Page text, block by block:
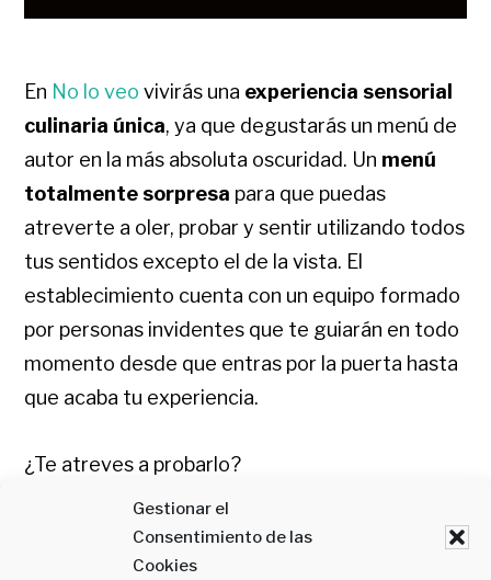
Gestionar el
Consentimiento de las
Cookies
En No lo veo vivirás una experiencia sensorial
culinaria única, ya que degustarás un menú de
autor en la más absoluta oscuridad. Un menú
totalmente sorpresa para que puedas
atreverte a oler, probar y sentir utilizando todos
tus sentidos excepto el de la vista. El
establecimiento cuenta con un equipo formado
por personas invidentes que te guiarán en todo
momento desde que entras por la puerta hasta
que acaba tu experiencia.
¿Te atreves a probarlo?